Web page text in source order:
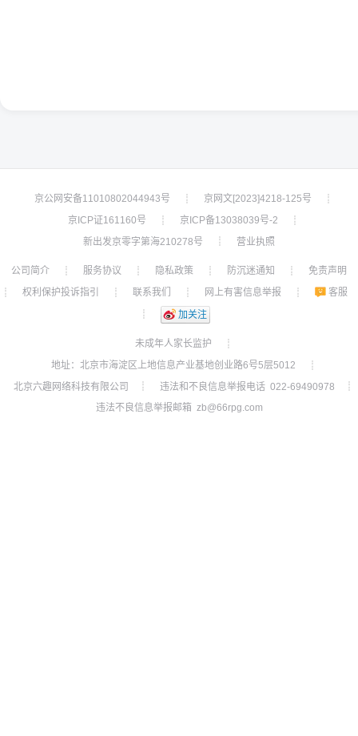
京公网安备11010802044943号 ┊ 京网文[2023]4218-125号
┊
京ICP证161160号
┊ 京ICP备13038039号-2
┊
新出发京零字第海210278号
┊ 营业执照
公司简介 ┊ 服务协议 ┊ 隐私政策 ┊ 防沉迷通知 ┊
免责声明
┊
权利保护投诉指引 ┊ 联系我们 ┊ 网上有害信息举报 ┊
客服
┊
加关注
未成年人家长监护
┊
地址：北京市海淀区上地信息产业基地创业路6号5层5012
┊
北京六趣网络科技有限公司
┊ 违法和不良信息举报电话 022-69490978
┊
违法不良信息举报邮箱 zb@66rpg.com